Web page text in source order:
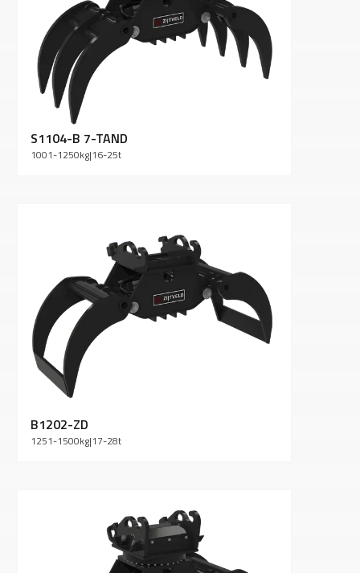
S1104-B 7-TAND
1001-1250kg|16-25t
B1202-ZD
1251-1500kg|17-28t